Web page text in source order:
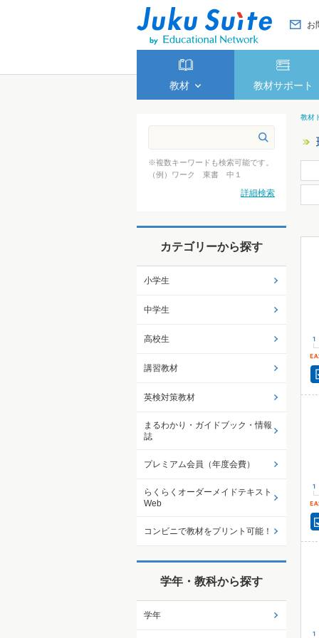
お
教材 教材サポート
教材
※複数キーワードも検索可能です。
（例）ワーク 東書 中１
詳細検索
カテゴリーから探す
小学生
中学生
高校生
講習教材
英検対策教材
まるわかり・ガイドブック・情報
誌
プレミアム会員（年度会費）
らくらくオーダーメイドテキスト
Web
コンビニで教材をプリント可能！
学年・教科から探す
学年